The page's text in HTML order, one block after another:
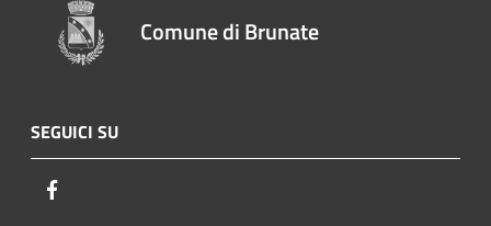
Comune di Brunate
SEGUICI SU